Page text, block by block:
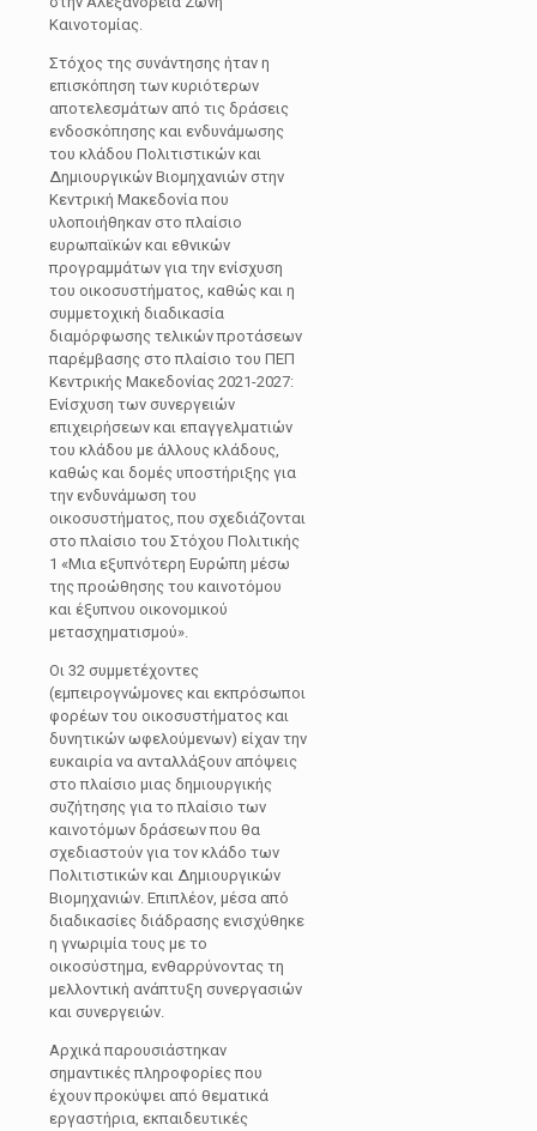
Καινοτομίας.
Στόχος της συνάντησης ήταν η
επισκόπηση των κυριότερων
αποτελεσμάτων από τις δράσεις
ενδοσκόπησης και ενδυνάμωσης
του κλάδου Πολιτιστικών και
Δημιουργικών Βιομηχανιών στην
Κεντρική Μακεδονία που
υλοποιήθηκαν στο πλαίσιο
ευρωπαϊκών και εθνικών
προγραμμάτων για την ενίσχυση
του οικοσυστήματος, καθώς και η
συμμετοχική διαδικασία
διαμόρφωσης τελικών προτάσεων
παρέμβασης στο πλαίσιο του ΠΕΠ
Κεντρικής Μακεδονίας 2021-2027:
Ενίσχυση των συνεργειών
επιχειρήσεων και επαγγελματιών
του κλάδου με άλλους κλάδους,
καθώς και δομές υποστήριξης για
την ενδυνάμωση του
οικοσυστήματος, που σχεδιάζονται
στο πλαίσιο του Στόχου Πολιτικής
1 «Μια εξυπνότερη Ευρώπη μέσω
της προώθησης του καινοτόμου
και έξυπνου οικονομικού
μετασχηματισμού».
Οι 32 συμμετέχοντες
(εμπειρογνώμονες και εκπρόσωποι
φορέων του οικοσυστήματος και
δυνητικών ωφελούμενων) είχαν την
ευκαιρία να ανταλλάξουν απόψεις
στο πλαίσιο μιας δημιουργικής
συζήτησης για το πλαίσιο των
καινοτόμων δράσεων που θα
σχεδιαστούν για τον κλάδο των
Πολιτιστικών και Δημιουργικών
Βιομηχανιών. Επιπλέον, μέσα από
διαδικασίες διάδρασης ενισχύθηκε
η γνωριμία τους με το
οικοσύστημα, ενθαρρύνοντας τη
μελλοντική ανάπτυξη συνεργασιών
και συνεργειών.
Αρχικά παρουσιάστηκαν
σημαντικές πληροφορίες που
έχουν προκύψει από θεματικά
εργαστήρια, εκπαιδευτικές